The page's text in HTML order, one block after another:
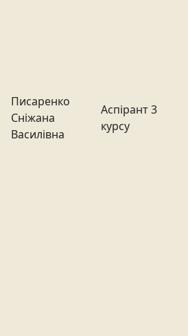
Писаренко
Сніжана
Василівна
Аспірант 3
курсу